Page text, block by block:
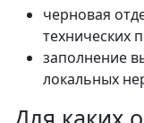
черновая
технических
заполнение
локальных